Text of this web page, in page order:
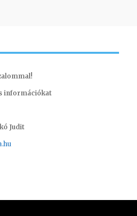
információkat
Judit